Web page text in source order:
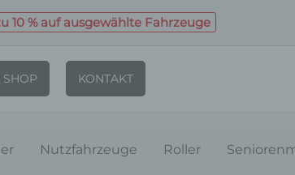
10 % auf ausgewählte Fahrzeuge
SHOP KONTAKT
Nutzfahrzeuge Roller